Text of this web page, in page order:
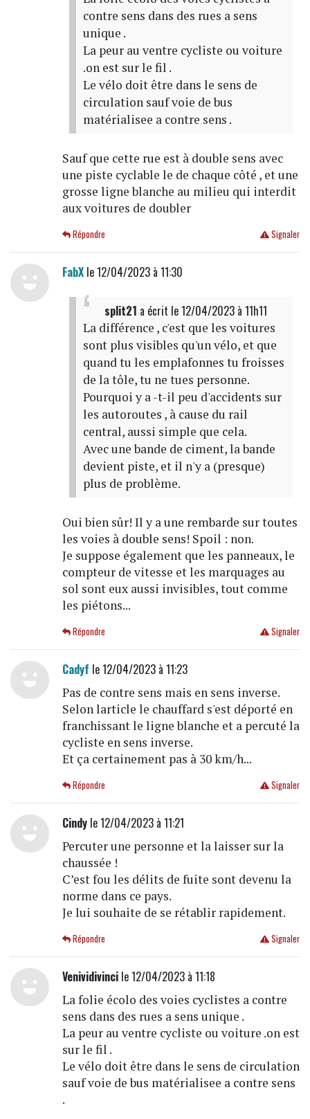
contre sens dans des rues a sens
unique .
La peur au ventre cycliste ou voiture
.on est sur le fil .
Le vélo doit être dans le sens de
circulation sauf voie de bus
matérialisee a contre sens .
Sauf que cette rue est à double sens avec
une piste cyclable le de chaque côté , et une
grosse ligne blanche au milieu qui interdit
aux voitures de doubler
Signaler
Répondre
FabXle 12/04/2023 à 11:30
split21 a écrit le 12/04/2023 à 11h11
La différence , c'est que les voitures
sont plus visibles qu'un vélo, et que
quand tu les emplafonnes tu froisses
de la tôle, tu ne tues personne.
Pourquoi y a -t-il peu d'accidents sur
les autoroutes , à cause du rail
central, aussi simple que cela.
Avec une bande de ciment, la bande
devient piste, et il n'y a (presque)
plus de problème.
Oui bien sûr! Il y a une rembarde sur toutes
les voies à double sens! Spoil : non.
Je suppose également que les panneaux, le
compteur de vitesse et les marquages au
sol sont eux aussi invisibles, tout comme
les piétons...
Signaler
Répondre
Cadyf le 12/04/2023 à 11:23
Pas de contre sens mais en sens inverse.
Selon larticle le chauffard s'est déporté en
franchissant le ligne blanche et a percuté la
cycliste en sens inverse.
Et ça certainement pas à 30 km/h...
Signaler
Répondre
Cindyle 12/04/2023 à 11:21
Percuter une personne et la laisser sur la
chaussée !
C’est fou les délits de fuite sont devenu la
norme dans ce pays.
Je lui souhaite de se rétablir rapidement.
Signaler
Répondre
Venividivincile 12/04/2023 à 11:18
La folie écolo des voies cyclistes a contre
sens dans des rues a sens unique .
La peur au ventre cycliste ou voiture .on est
sur le fil .
Le vélo doit être dans le sens de circulation
sauf voie de bus matérialisee a contre sens
.